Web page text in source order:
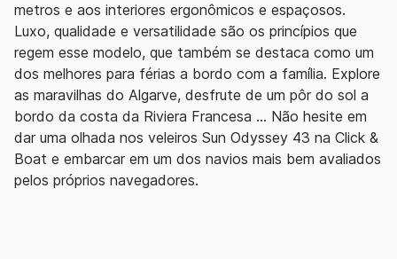
metros e aos interiores ergonômicos ​​e espaçosos.
Luxo, qualidade e versatilidade são os princípios que
regem esse modelo, que também se destaca como um
dos melhores para férias a bordo com a família. Explore
as maravilhas do Algarve, desfrute de um pôr do sol a
bordo da costa da Riviera Francesa ... Não hesite em
dar uma olhada nos veleiros Sun Odyssey 43 na Click &
Boat e embarcar em um dos navios mais bem avaliados
pelos próprios navegadores.